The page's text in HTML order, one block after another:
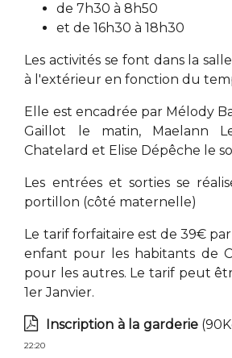
de 7h30 à 8h50
et de 16h30 à 18h30
Les activités se font dans la
à l'extérieur en fonction du
Elle est encadrée par Mélody
Gaillot le matin, Maelann
Chatelard et Elise Dépêche le
Les entrées et sorties se
portillon (côté maternelle)
Le tarif forfaitaire est de 39€
enfant pour les habitants de
pour les autres. Le tarif peut
1er Janvier.
Inscription à la garderie
22:20